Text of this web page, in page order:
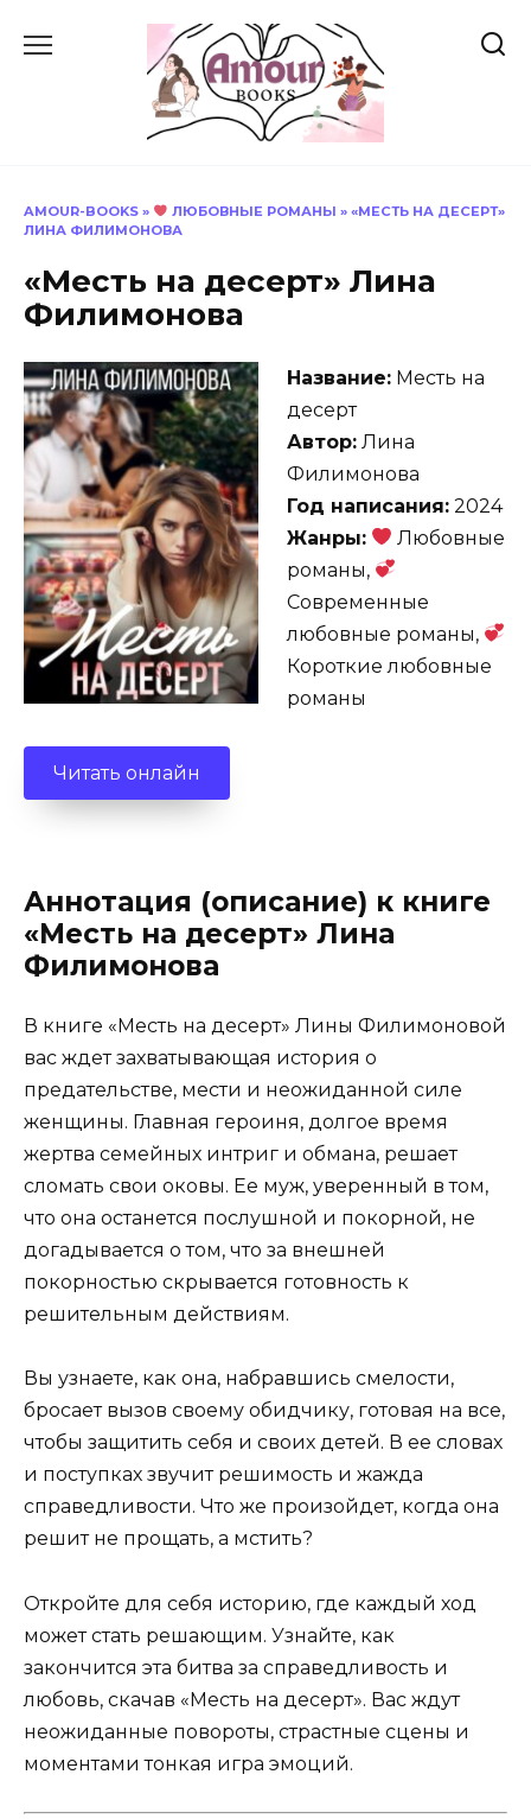
AMOUR-BOOKS » ЛЮБОВНЫЕ РОМАНЫ » «МЕСТЬ НА ДЕСЕРТ»
ЛИНА ФИЛИМОНОВА
«Месть на десерт» Лина
Филимонова
Название: Месть на
десерт
Автор: Лина
Филимонова
Год написания: 2024
Жанры:
Любовные
романы,
Современные
любовные романы,
Короткие любовные
романы
Читать онлайн
Аннотация (описание) к книге
«Месть на десерт» Лина
Филимонова
В книге «Месть на десерт» Лины Филимоновой
вас ждет захватывающая история о
предательстве, мести и неожиданной силе
женщины. Главная героиня, долгое время
жертва семейных интриг и обмана, решает
сломать свои оковы. Ее муж, уверенный в том,
что она останется послушной и покорной, не
догадывается о том, что за внешней
покорностью скрывается готовность к
решительным действиям.
Вы узнаете, как она, набравшись смелости,
бросает вызов своему обидчику, готовая на все,
чтобы защитить себя и своих детей. В ее словах
и поступках звучит решимость и жажда
справедливости. Что же произойдет, когда она
решит не прощать, а мстить?
Откройте для себя историю, где каждый ход
может стать решающим. Узнайте, как
закончится эта битва за справедливость и
любовь, скачав «Месть на десерт». Вас ждут
неожиданные повороты, страстные сцены и
моментами тонкая игра эмоций.